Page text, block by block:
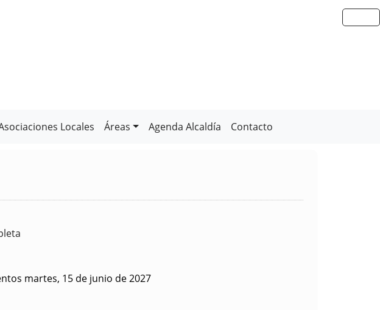
Locales Áreas Agenda Alcaldía Contacto
martes, 15 de junio de 2027